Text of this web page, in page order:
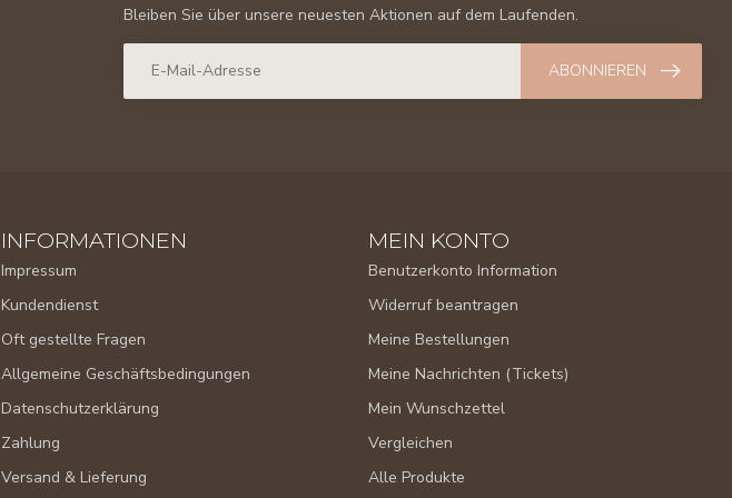
Bleiben Sie über unsere neuesten Aktionen auf dem Laufenden.
ABONNIEREN
INFORMATIONEN
Impressum
Kundendienst
Oft gestellte Fragen
Allgemeine Geschäftsbedingungen
Datenschutzerklärung
Zahlung
Versand & Lieferung
MEIN KONTO
Benutzerkonto Information
Widerruf beantragen
Meine Bestellungen
Meine Nachrichten (Tickets)
Mein Wunschzettel
Vergleichen
Alle Produkte